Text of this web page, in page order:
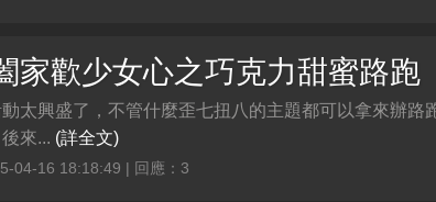
家歡少女心之巧克力甜蜜路跑
太興盛了，不管什麼歪七扭八的主題都可以拿來辦路
來... (詳全文)
04-16 18:18:49 | 回應：3